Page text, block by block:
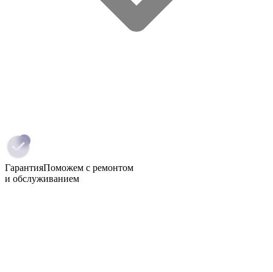
ГарантияПоможем с ремонтом
и обслуживанием